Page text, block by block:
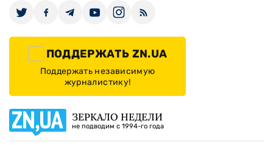
ПОДДЕРЖАТЬ ZN.UA
Поддержать независимую
журналистику!
ЗЕРКАЛО НЕДЕЛИ
не подводим с 1994-го года